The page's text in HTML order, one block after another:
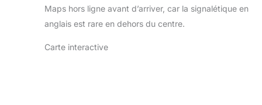
Maps hors ligne avant d’arriver, car la signalétique en
anglais est rare en dehors du centre.
Carte interactive